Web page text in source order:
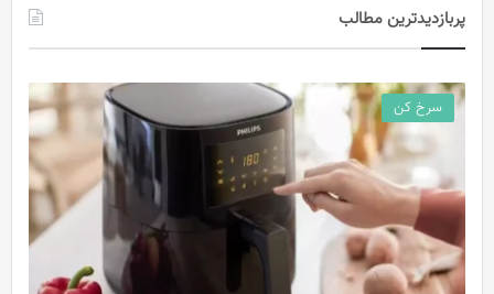
پربازدیدترین مطالب
سرخ کن